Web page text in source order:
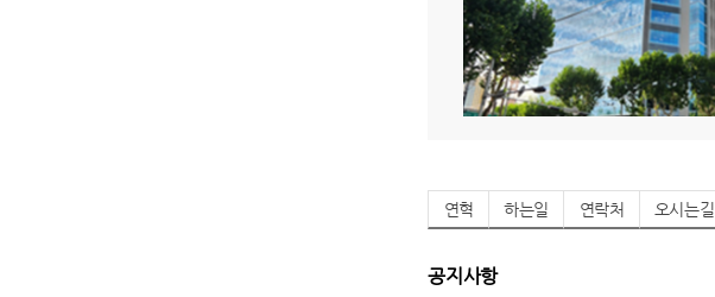
연혁 하는일 연락처 오시는길
공지사항